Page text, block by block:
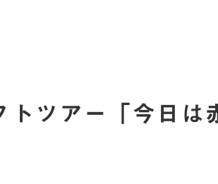
トツアー「今日は